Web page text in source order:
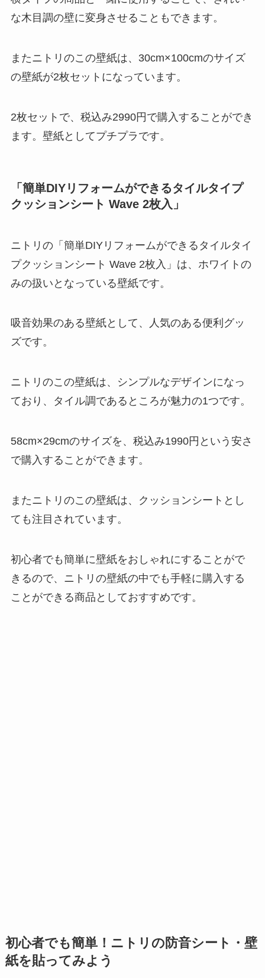
な木目調の壁に変身させることもできます。
またニトリのこの壁紙は、30cm×100cmのサイズ
の壁紙が2枚セットになっています。
2枚セットで、税込み2990円で購入することができ
ます。壁紙としてプチプラです。
「簡単DIYリフォームができるタイルタイプ
クッションシート Wave 2枚入」
ニトリの「簡単DIYリフォームができるタイルタイ
プクッションシート Wave 2枚入」は、ホワイトの
みの扱いとなっている壁紙です。
吸音効果のある壁紙として、人気のある便利グッ
ズです。
ニトリのこの壁紙は、シンプルなデザインになっ
ており、タイル調であるところが魅力の1つです。
58cm×29cmのサイズを、税込み1990円という安さ
で購入することができます。
またニトリのこの壁紙は、クッションシートとし
ても注目されています。
初心者でも簡単に壁紙をおしゃれにすることがで
きるので、ニトリの壁紙の中でも手軽に購入する
ことができる商品としておすすめです。
初心者でも簡単！ニトリの防音シート・壁
紙を貼ってみよう